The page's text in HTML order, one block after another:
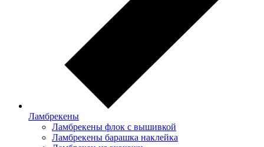
Ламбрекены
Ламбрекены флок с вышивкой
Ламбрекены барашка наклейка